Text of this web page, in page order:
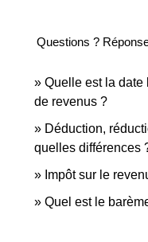
Questions ?
Quelle est la date
de revenus ?
Déduction,
quelles différences
Impôt sur le
Quel est le